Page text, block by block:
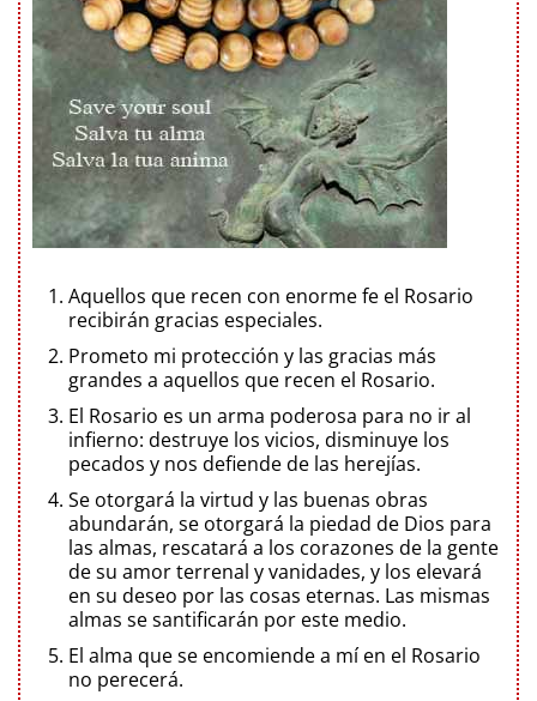
Aquellos que recen con enorme fe el Rosario
recibirán gracias especiales.
Prometo mi protección y las gracias más
grandes a aquellos que recen el Rosario.
El Rosario es un arma poderosa para no ir al
infierno: destruye los vicios, disminuye los
pecados y nos defiende de las herejías.
Se otorgará la virtud y las buenas obras
abundarán, se otorgará la piedad de Dios para
las almas, rescatará a los corazones de la gente
de su amor terrenal y vanidades, y los elevará
en su deseo por las cosas eternas. Las mismas
almas se santificarán por este medio.
El alma que se encomiende a mí en el Rosario
no perecerá.